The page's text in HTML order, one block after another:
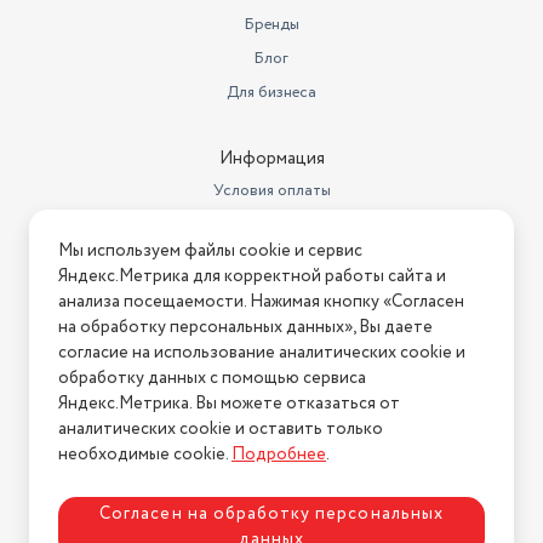
5 м
документация, комплект
Насадки в комплекте
ворсовая щетка, напольная
щетка, щелевая насадка
Длина товара в упаковке, в
метрах
0.77
Ширина товара в упаковке, в
метрах
0.3
Высота товара в упаковке, в
Объем товара в упаковке, в
Бренды
Блог
Для бизнеса
Информация
Условия оплаты
Условия возврата
Нашли ошибку на сайте? Напишите нам
2026 © Интернет-магазин "АстМаркет". У нас есть всё!
Политика конфиденциальности
Мы используем файлы cookie и сервис
Яндекс.Метрика для корректной работы сайта и
анализа посещаемости. Нажимая кнопку «Согласен
на обработку персональных данных», Вы даете
согласие на использование аналитических cookie и
обработку данных с помощью сервиса
Яндекс.Метрика. Вы можете отказаться от
аналитических cookie и оставить только
необходимые cookie.Подробнее.
Согласен на обработку персональных